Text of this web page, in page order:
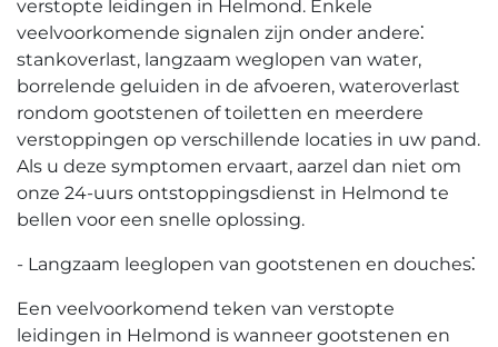
verstopte leidingen in Helmond.​ Enkele
veelvoorkomende signalen zijn onder andere⁚
stankoverlast, langzaam weglopen van water,
borrelende geluiden in de afvoeren, wateroverlast
rondom gootstenen of toiletten en meerdere
verstoppingen op verschillende locaties in uw pand.​
Als u deze symptomen ervaart, aarzel dan niet om
onze 24-uurs ontstoppingsdienst in Helmond te
bellen voor een snelle oplossing.​
- Langzaam leeglopen van gootstenen en douches⁚
Een veelvoorkomend teken van verstopte
leidingen in Helmond is wanneer gootstenen en